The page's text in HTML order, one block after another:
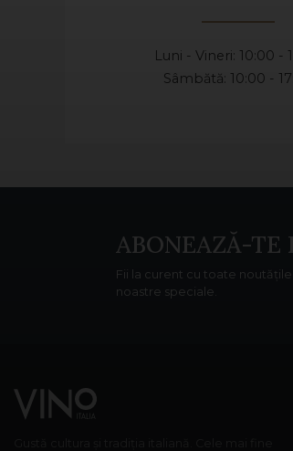
Luni - Vineri: 10:00 -
Sâmbătă: 10:00 -
ABONEAZĂ-TE
Fii la curent cu toate
noastre speciale.